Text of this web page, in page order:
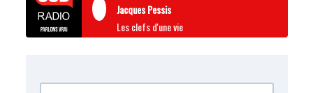
Jacques Pessis
Les clefs d'une vie